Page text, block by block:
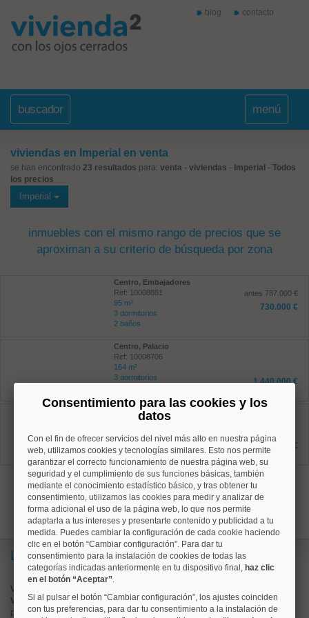
blog contacto
buscador menú
viviendas en Imperial en venta
se han encontrado 23 resultados para: venta - viviendas - Imperial - Todos
los precios
Imperial
inmuebles con el mismo rango de precios que se
aproximan a su criterio de búsqueda por zona
Centro, Embajadores
Ref: 10008881
95 m²
3 dormitorios
2 baños
antes 787.000 €
730.000 €
Centro, Palacio
Ref: 10008706
164 m²
3 dormitorios
1.440.000 €
Arganzuela, Palos de Moguer
Ref: 10008859
6 dormitorios
6 baños
1.089.000 €
anterior 1 2
Lo más buscado
Valorar vivienda online
Vender piso
pisos en chamberí
Consentimiento para las cookies y los
datos
Con el fin de ofrecer servicios del nivel más alto en nuestra página
web, utilizamos cookies y tecnologías similares. Esto nos permite
garantizar el correcto funcionamiento de nuestra página web, su
seguridad y el cumplimiento de sus funciones básicas, también
mediante el conocimiento estadístico básico, y tras obtener tu
consentimiento, utilizamos las cookies para medir y analizar de
forma adicional el uso de la página web, lo que nos permite
adaptarla a tus intereses y presentarte contenido y publicidad a tu
medida. Puedes cambiar la configuración de cada cookie haciendo
clic en el botón “Cambiar configuración”. Para dar tu
consentimiento para la instalación de cookies de todas las
categorías indicadas anteriormente en tu dispositivo final, haz clic
en el botón “Aceptar”.
Si al pulsar el botón “Cambiar configuración”, los ajustes coinciden
con tus preferencias, para dar tu consentimiento a la instalación de